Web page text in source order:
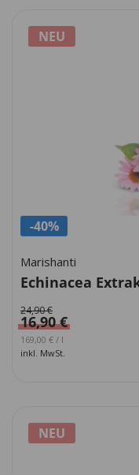
-40%
NEU
Marishanti
Echinacea
24,90€
16,90€
Ursprünglicher Preis war:
169,00 €Aktueller Preis ist:
/ l
inkl. MwSt.
NEU